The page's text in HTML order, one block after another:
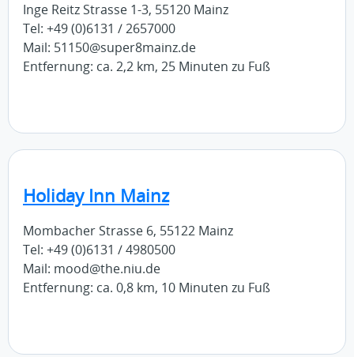
Inge Reitz Strasse 1-3, 55120 Mainz
Tel: +49 (0)6131 / 2657000
Mail: 51150@super8mainz.de
Entfernung: ca. 2,2 km, 25 Minuten zu Fuß
Holiday Inn Mainz
Mombacher Strasse 6, 55122 Mainz
Tel: +49 (0)6131 / 4980500
Mail: mood@the.niu.de
Entfernung: ca. 0,8 km, 10 Minuten zu Fuß